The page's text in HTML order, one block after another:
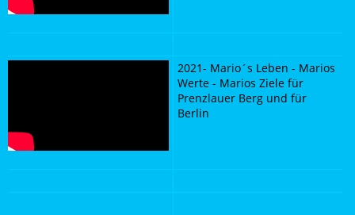
2021- Mario´s Leben - Marios
Werte - Marios Ziele für
Prenzlauer Berg und für
Berlin